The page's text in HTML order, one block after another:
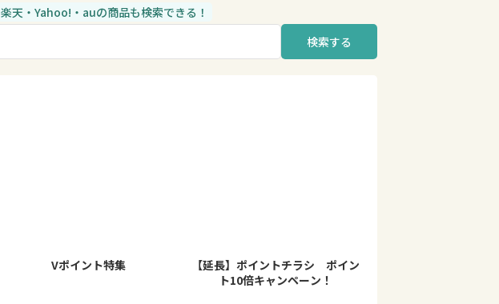
楽天・Yahoo!・auの商品も検索できる！
検索する
Vポイント特集
【延長】ポイントチラシ ポイン
ト10倍キャンペーン！